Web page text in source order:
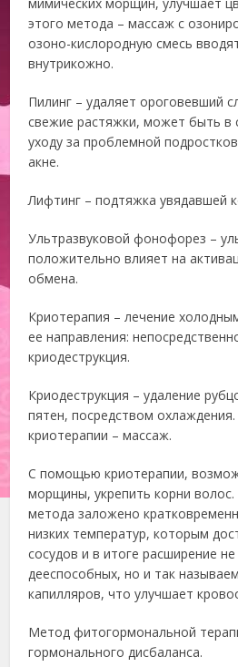
этого метода – массаж с
озоно-кислородную смесь
внутрикожно.
Пилинг – удаляет ороговевший
свежие растяжки, может быть в
уходу за проблемной
акне.
Лифтинг – подтяжка увядавшей
Ультразвуковой фонофорез –
положительно влияет на
обмена.
Криотерапия – лечение
ее направления:
криодеструкция.
Криодеструкция – удаление
пятен, посредством
криотерапии – массаж.
С помощью криотерапии,
морщины, укрепить корни волос.
метода заложено
низких температур, которым
сосудов и в итоге расширение
дееспособных, но и так
капилляров, что улучшает
Метод фитогормональной
гормонального дисбаланса.